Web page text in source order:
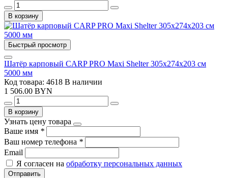
В корзину
Быстрый просмотр
Шатёр карповый CARP PRO Maxi Shelter 305x274x203 см
5000 мм
Код товара: 4618 В наличии
1 506.00 BYN
В корзину
Узнать цену товара
Ваше имя *
Ваш номер телефона *
Email
Я согласен на обработку персональных данных
Отправить